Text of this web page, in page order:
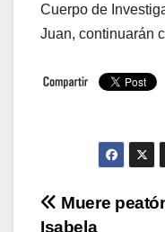
Cuerpo de
Juan, continuarán
Muere
Isabela